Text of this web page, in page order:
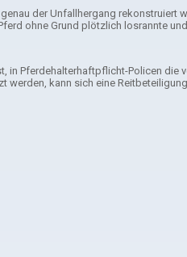
der Unfallhergang
ohne Grund plötzlich losrannte
in Pferdehalterhaftpflicht-Policen die
werden, kann sich eine